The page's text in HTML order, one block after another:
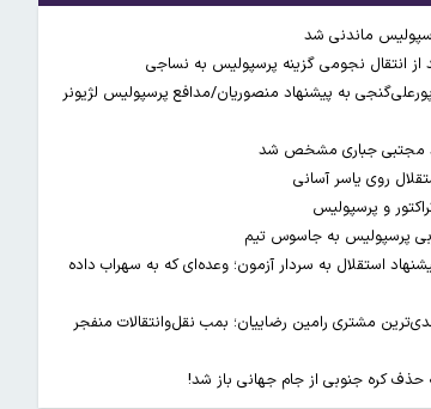
ماندنی شد
از انتقال نجومی گزینه پرسپولیس به نساجی
به پیشنهاد منصوریان/مدافع پرسپولیس لژیونر
مجتبی جباری مشخص شد
روی یاسر آسانی
و پرسپولیس
پرسپولیس به جاسوس تیم
استقلال به سردار آزمون؛ وعده‌ای که به سهراب داده
مشتری رامین رضاییان؛ بمب نقل‌وانتقالات منفجر
حذف کره جنوبی از جام جهانی باز شد!